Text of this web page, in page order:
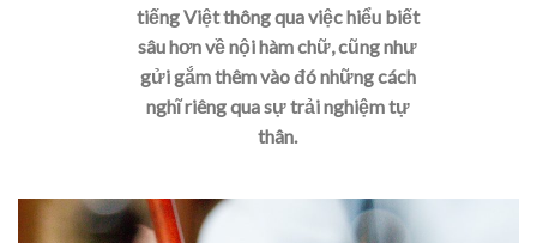
tiếng Việt thông qua việc hiểu biết
sâu hơn về nội hàm chữ, cũng như
gửi gắm thêm vào đó những cách
nghĩ riêng qua sự trải nghiệm tự
thân.